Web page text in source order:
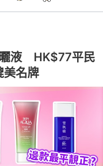
液 HK$77平民
名牌